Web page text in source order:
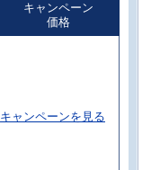
キャンペーン
価格
キャンペーンを見る